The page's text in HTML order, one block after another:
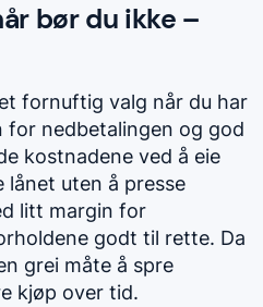
bør du ikke –
fornuftig valg når du har
for nedbetalingen og god
kostnadene ved å eie
lånet uten å presse
litt margin for
godt til rette. Da
grei måte å spre
kjøp over tid.